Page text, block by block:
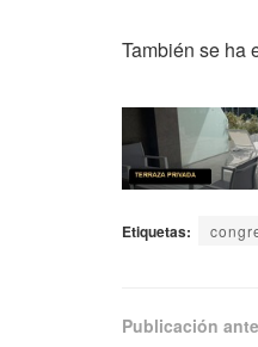
También se ha
Etiquetas:
Publicación